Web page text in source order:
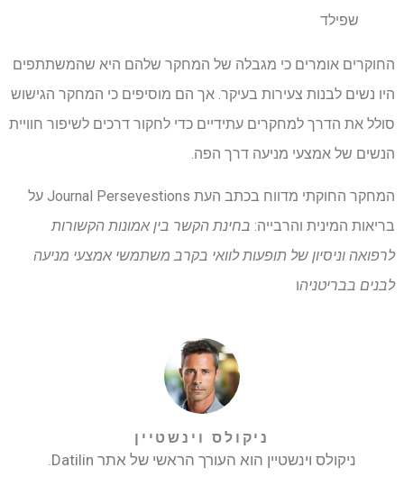
שפילד
החוקרים אומרים כי מגבלה של המחקר שלהם היא שהמשתתפים
היו נשים לבנות צעירות בעיקר. אך הם מוסיפים כי המחקר הגישוש
סולל את הדרך למחקרים עתידיים כדי לחקור דרכים לשיפור חוויית
הנשים של אמצעי מניעה דרך הפה.
המחקר החוקתי מדווח בכתב העת Journal Persevestions על
בריאות המינית והרבייה: בחינת הקשר בין אמונות הקשורות
לרפואה וניסיון של תופעות לוואי בקרב משתמשי אמצעי מניעה
לבנים בבריטניהו
ניקולס וינשטיין
ניקולס וינשטיין הוא העורך הראשי של אתר Datilin.